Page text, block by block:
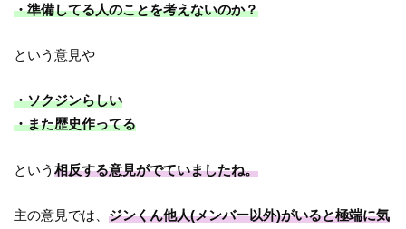
・準備してる人のことを考えないのか？
という意見や
・ソクジンらしい
・また歴史作ってる
という相反する意見がでていましたね。
主の意見では、ジンくん他人(メンバー以外)がいると極端に気